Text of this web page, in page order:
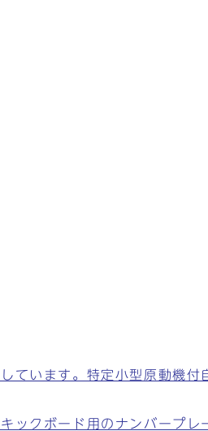
ています。特定小型原動機付
ックボード用のナンバープレ